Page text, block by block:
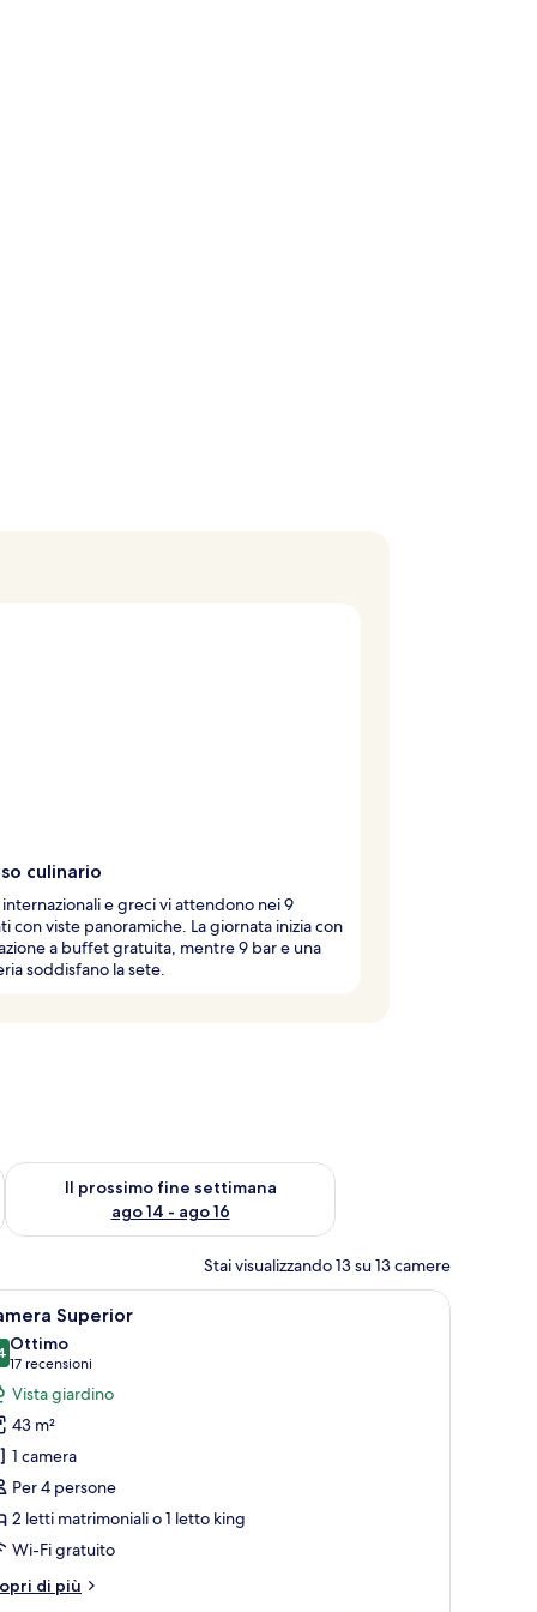
culinario
internazionali e greci vi attendono nei 9
con viste panoramiche. La giornata inizia con
a buffet gratuita, mentre 9 bar e una
soddisfano la sete.
ago 7 - ago 9
Il prossimo fine settimana
ago 14 - ago 16
Verifica la disponibilità per il prossimo fine settimana, ago 14
Stai visualizzando 13 su 13 camere
divano, un tavolo da pranzo e vista sulla zona esterna.
Camera d'albergo con due letti, una
5 Superior
su 10
Ottimo
17 recensioni
(17
recensioni)
Vista giardino
43 m²
1 camera
Per 4 persone
2 letti matrimoniali o 1 letto king
Wi-Fi gratuito
di più